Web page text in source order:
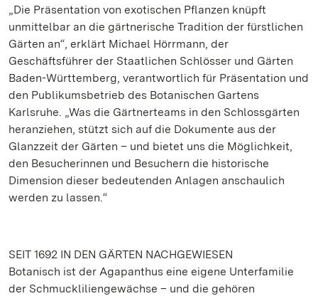
„Die Präsentation von exotischen Pflanzen knüpft
unmittelbar an die gärtnerische Tradition der fürstlichen
Gärten an“, erklärt Michael Hörrmann, der
Geschäftsführer der Staatlichen Schlösser und Gärten
Baden-Württemberg, verantwortlich für Präsentation und
den Publikumsbetrieb des Botanischen Gartens
Karlsruhe. „Was die Gärtnerteams in den Schlossgärten
heranziehen, stützt sich auf die Dokumente aus der
Glanzzeit der Gärten – und bietet uns die Möglichkeit,
den Besucherinnen und Besuchern die historische
Dimension dieser bedeutenden Anlagen anschaulich
werden zu lassen.“
SEIT 1692 IN DEN GÄRTEN NACHGEWIESEN
Botanisch ist der Agapanthus eine eigene Unterfamilie
der Schmuckliliengewächse – und die gehören